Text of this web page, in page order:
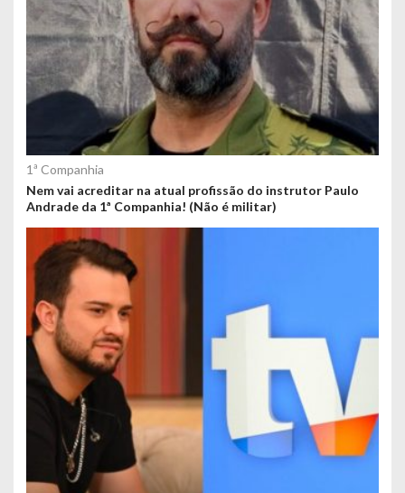
1ª Companhia
Nem vai acreditar na atual profissão do instrutor Paulo
Andrade da 1ª Companhia! (Não é militar)